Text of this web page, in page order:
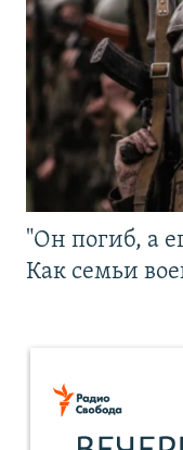
"Он погиб, а
Как семьи